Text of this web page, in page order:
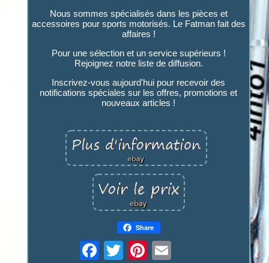
Nous sommes spécialisés dans les pièces et
accessoires pour sports motorisés. Le Fatman fait des
affaires !
Pour une sélection et un service supérieurs !
Rejoignez notre liste de diffusion.
Inscrivez-vous aujourd'hui pour recevoir des
notifications spéciales sur les offres, promotions et
nouveaux articles !
Share